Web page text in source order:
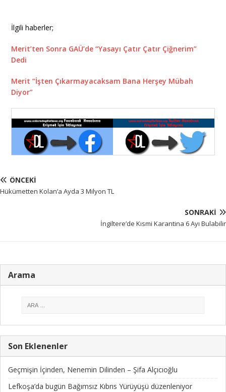
İlgili haberler;
Merit’ten Sonra GAÜ’de “Yasayı Çatır Çatır Çiğnerim”
Dedi
Merit “İşten Çıkarmayacaksam Bana Herşey Mübah
Diyor”
ÖNCEKI
Hükümetten Kolan’a Ayda 3 Milyon TL
SONRAKI
İngiltere’de Kısmi Karantina 6 Ayı Bulabilir
Arama
Son Eklenenler
Geçmişin İçinden, Nenemin Dilinden – Şifa Alçıcıoğlu
Lefkoşa’da bugün Bağımsız Kıbrıs Yürüyüşü düzenleniyor